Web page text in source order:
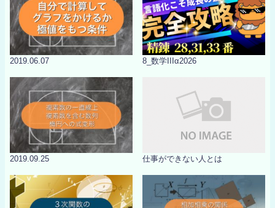
2019.06.07 8_数学IIIα2026
2019.09.25 仕事ができない人とは